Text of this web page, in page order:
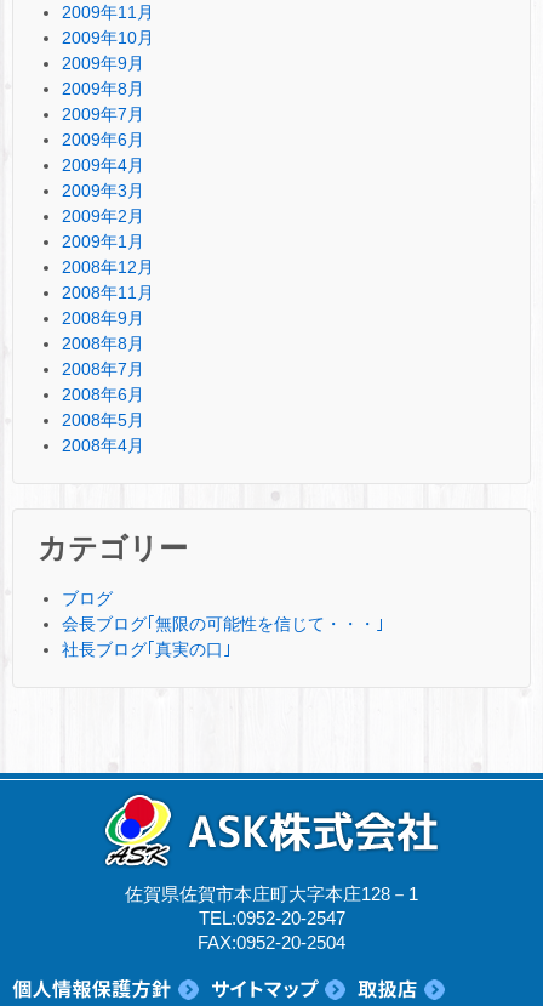
2009年11月
2009年10月
2009年9月
2009年8月
2009年7月
2009年6月
2009年4月
2009年3月
2009年2月
2009年1月
2008年12月
2008年11月
2008年9月
2008年8月
2008年7月
2008年6月
2008年5月
2008年4月
カテゴリー
ブログ
会長ブログ｢無限の可能性を信じて・・・｣
社長ブログ｢真実の口｣
佐賀県佐賀市本庄町大字本庄128－1
TEL:0952-20-2547
FAX:0952-20-2504